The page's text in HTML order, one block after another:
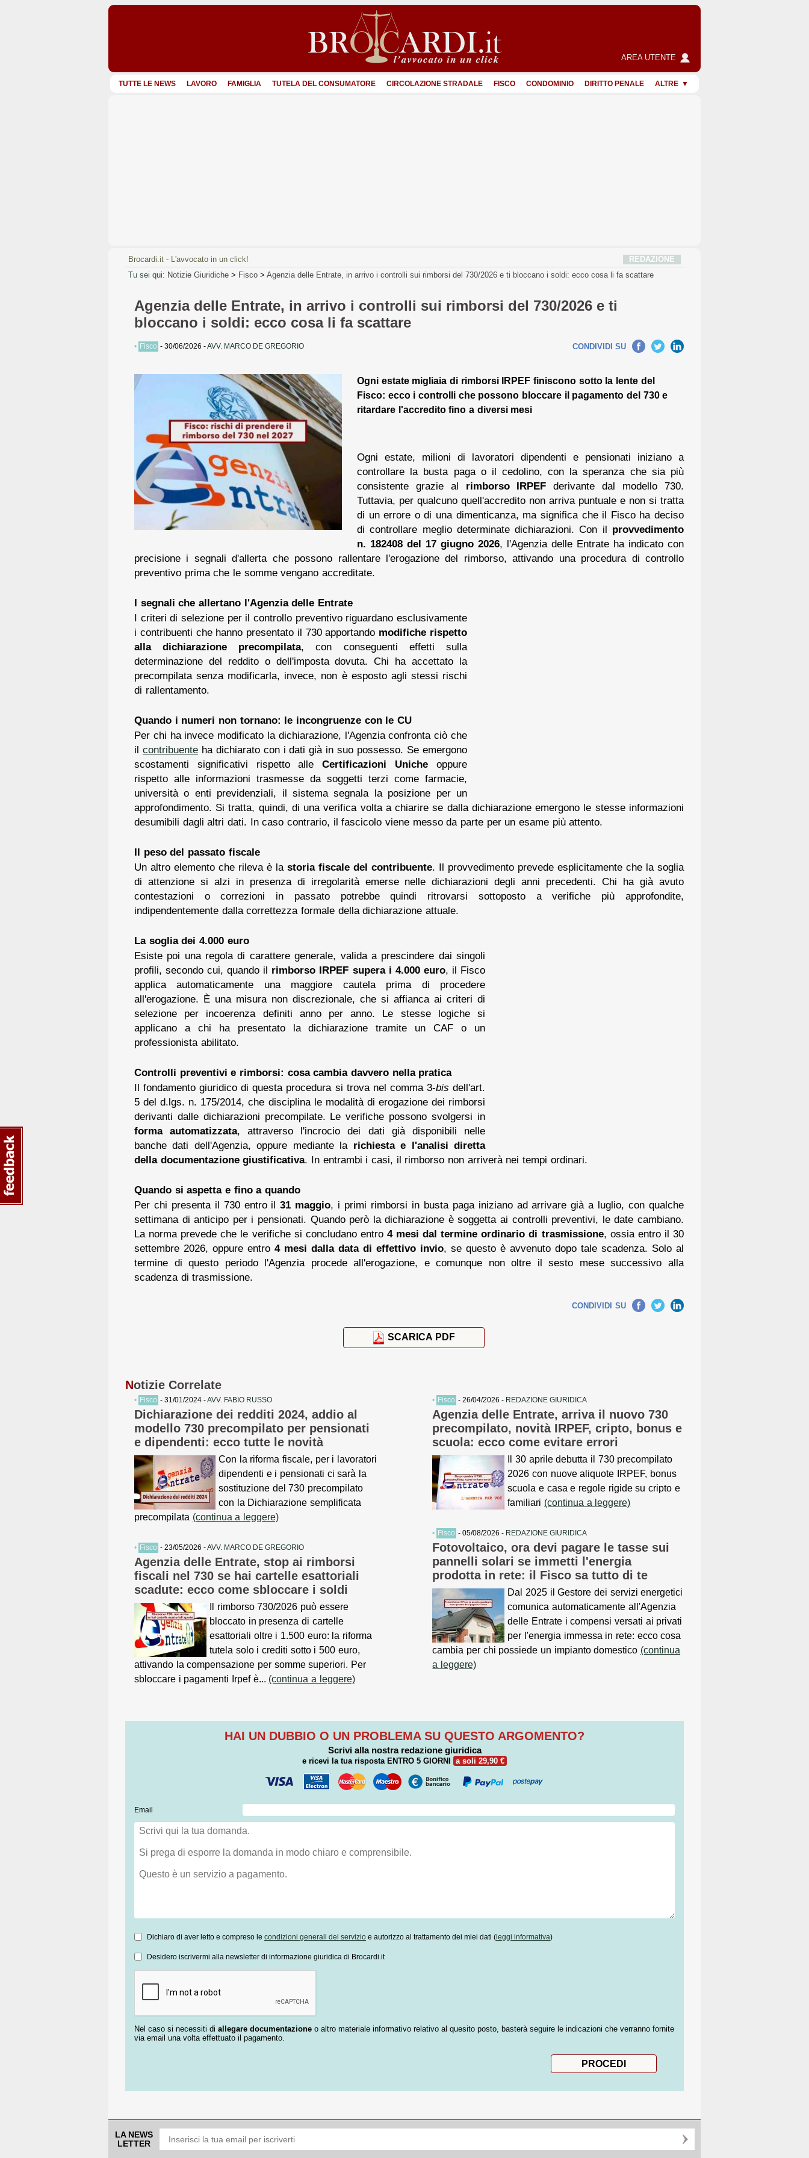
AREA UTENTE
TUTTE LE NEWS LAVORO FAMIGLIA TUTELA DEL CONSUMATORE CIRCOLAZIONE STRADALE FISCO CONDOMINIO DIRITTO PENALE ALTRE
Brocardi.it - L'avvocato in un click!
REDAZIONE
Tu sei qui: Notizie Giuridiche > Fisco > Agenzia delle Entrate, in arrivo i controlli sui rimborsi del 730/2026 e ti bloccano i soldi: ecco cosa li fa scattare
Agenzia delle Entrate, in arrivo i controlli sui rimborsi del 730/2026 e ti
bloccano i soldi: ecco cosa li fa scattare
• Fisco - 30/06/2026 -AVV. MARCO DE GREGORIO CONDIVIDI SU
Ogni estate migliaia di rimborsi IRPEF finiscono sotto la lente del
Fisco: ecco i controlli che possono bloccare il pagamento del 730 e
ritardare l'accredito fino a diversi mesi
Ogni estate, milioni di lavoratori dipendenti e pensionati iniziano a
controllare la busta paga o il cedolino, con la speranza che sia più
consistente grazie al rimborso IRPEF derivante dal modello 730.
Tuttavia, per qualcuno quell'accredito non arriva puntuale e non si tratta
di un errore o di una dimenticanza, ma significa che il Fisco ha deciso
di controllare meglio determinate dichiarazioni. Con il provvedimento
n. 182408 del 17 giugno 2026, l'Agenzia delle Entrate ha indicato con
precisione i segnali d'allerta che possono rallentare l'erogazione del rimborso, attivando una procedura di controllo
preventivo prima che le somme vengano accreditate.
I segnali che allertano l'Agenzia delle Entrate
I criteri di selezione per il controllo preventivo riguardano esclusivamente
i contribuenti che hanno presentato il 730 apportando modifiche rispetto
alla dichiarazione precompilata, con conseguenti effetti sulla
determinazione del reddito o dell'imposta dovuta. Chi ha accettato la
precompilata senza modificarla, invece, non è esposto agli stessi rischi
di rallentamento.
Quando i numeri non tornano: le incongruenze con le CU
Per chi ha invece modificato la dichiarazione, l'Agenzia confronta ciò che
il contribuenteha dichiarato con i dati già in suo possesso. Se emergono
scostamenti significativi rispetto alleCertificazioni Uniche oppure
rispetto alle informazioni trasmesse da soggetti terzi come farmacie,
università o enti previdenziali, il sistema segnala la posizione per un
approfondimento. Si tratta, quindi, di una verifica volta a chiarire se dalla dichiarazione emergono le stesse informazioni
desumibili dagli altri dati. In caso contrario, il fascicolo viene messo da parte per un esame più attento.
Il peso del passato fiscale
Un altro elemento che rileva è la storia fiscale del contribuente. Il provvedimento prevede esplicitamente che la soglia
di attenzione si alzi in presenza di irregolarità emerse nelle dichiarazioni degli anni precedenti. Chi ha già avuto
contestazioni o correzioni in passato potrebbe quindi ritrovarsi sottoposto a verifiche più approfondite,
indipendentemente dalla correttezza formale della dichiarazione attuale.
La soglia dei 4.000 euro
Esiste poi una regola di carattere generale, valida a prescindere dai singoli
profili, secondo cui, quando il rimborso IRPEF supera i 4.000 euro, il Fisco
applica automaticamente una maggiore cautela prima di procedere
all'erogazione. È una misura non discrezionale, che si affianca ai criteri di
selezione per incoerenza definiti anno per anno. Le stesse logiche si
applicano a chi ha presentato la dichiarazione tramite un CAF o un
professionista abilitato.
Controlli preventivi e rimborsi: cosa cambia davvero nella pratica
Il fondamento giuridico di questa procedura si trova nel comma 3-bis dell'art.
5 del d.lgs. n. 175/2014, che disciplina le modalità di erogazione dei rimborsi
derivanti dalle dichiarazioni precompilate. Le verifiche possono svolgersi in
forma
automatizzata, attraverso l'incrocio dei dati già disponibili nelle
banche dati dell'Agenzia, oppure mediante la richiesta e l'analisi diretta
della documentazione giustificativa. In entrambi i casi, il rimborso non arriverà nei tempi ordinari.
Quando si aspetta e fino a quando
Per chi presenta il 730 entro il31 maggio, i primi rimborsi in busta paga iniziano ad arrivare già a luglio, con qualche
settimana di anticipo per i pensionati. Quando però la dichiarazione è soggetta ai controlli preventivi, le date cambiano.
La norma prevede che le verifiche si concludano entro 4 mesi dal termine ordinario di trasmissione, ossia entro il 30
settembre 2026, oppure entro 4 mesi dalla data di effettivo invio, se questo è avvenuto dopo tale scadenza. Solo al
termine di questo periodo l'Agenzia procede all'erogazione, e comunque non oltre il sesto mese successivo alla
scadenza di trasmissione.
CONDIVIDI SUFacebookTwitterLinkedIn
SCARICA PDF
Notizie Correlate
• Fisco - 31/01/2024 -AVV. FABIO RUSSO
Dichiarazione dei redditi 2024, addio al
modello 730 precompilato per pensionati
e dipendenti: ecco tutte le novità
Con la riforma fiscale, per i lavoratori
dipendenti e i pensionati ci sarà la
sostituzione del 730 precompilato
con la Dichiarazione semplificata
precompilata (continua a leggere)
• Fisco - 23/05/2026 -AVV. MARCO DE GREGORIO
Agenzia delle Entrate, stop ai rimborsi
fiscali nel 730 se hai cartelle esattoriali
scadute: ecco come sbloccare i soldi
Il rimborso 730/2026 può essere
bloccato in presenza di cartelle
esattoriali oltre i 1.500 euro: la riforma
tutela solo i crediti sotto i 500 euro,
attivando la compensazione per somme superiori. Per
sbloccare i pagamenti Irpef è... (continua a leggere)
• Fisco - 26/04/2026 - REDAZIONE GIURIDICA
Agenzia delle Entrate, arriva il nuovo 730
precompilato, novità IRPEF, cripto, bonus e
scuola: ecco come evitare errori
Il 30 aprile debutta il 730 precompilato
2026 con nuove aliquote IRPEF, bonus
scuola e casa e regole rigide su cripto e
familiari (continua a leggere)
• Fisco - 05/08/2026 - REDAZIONE GIURIDICA
Fotovoltaico, ora devi pagare le tasse sui
pannelli solari se immetti l'energia
prodotta in rete: il Fisco sa tutto di te
Dal 2025 il Gestore dei servizi energetici
comunica automaticamente all'Agenzia
delle Entrate i compensi versati ai privati
per l'energia immessa in rete: ecco cosa
cambia per chi possiede un impianto domestico (continua
a leggere)
HAI UN DUBBIO O UN PROBLEMA SU QUESTO ARGOMENTO?
Scrivi alla nostra redazione giuridica
e ricevi la tua risposta ENTRO 5 GIORNI a soli 29,90 €
Email
Dichiaro di aver letto e compreso le condizioni generali del servizio e autorizzo al trattamento dei miei dati ( leggi informativa)
Desidero iscrivermi alla newsletter di informazione giuridica di Brocardi.it
Nel caso si necessiti di allegare documentazione o altro materiale informativo relativo al quesito posto, basterà seguire le indicazioni che verranno fornite
via email una volta effettuato il pagamento.
LA NEWS
LETTER